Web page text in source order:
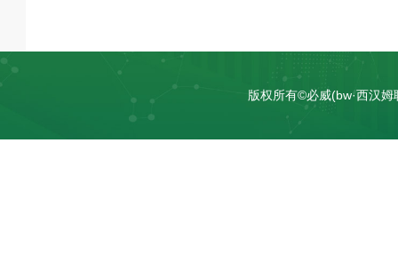
版权所有©必威(bw·西汉